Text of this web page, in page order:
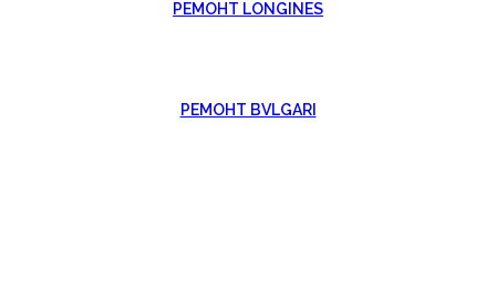
РЕМОНТ LONGINES
РЕМОНТ BVLGARI